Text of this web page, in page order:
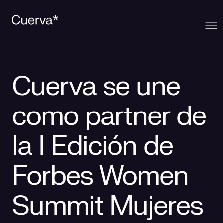
La mirada Cuerva
Trabaja en Cuerva
Prensa
Qué ofrecemos
Distribución
Smart Services
Smart Solutions
Innovación
Comunidad
Blog
Recursos
Contacto
Cuerva se une
como partner de
la I Edición de
Forbes Women
Summit Mujeres